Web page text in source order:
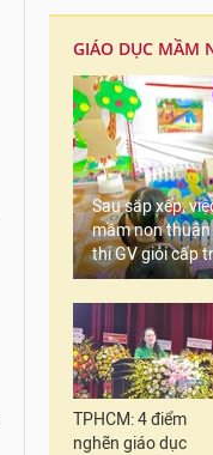
GIÁO DỤC MẦM
Sau sắp xếp,
mầm non
thi GV giỏi cấp
TPHCM: 4 điểm
nghẽn giáo dục